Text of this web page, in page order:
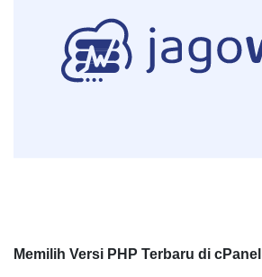
Memilih Versi PHP Terbaru di cPanel